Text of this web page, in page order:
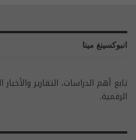
انبوكسينغ مينا
تابع أهم الدراسات، التقارير والأخبار
الرقمية.